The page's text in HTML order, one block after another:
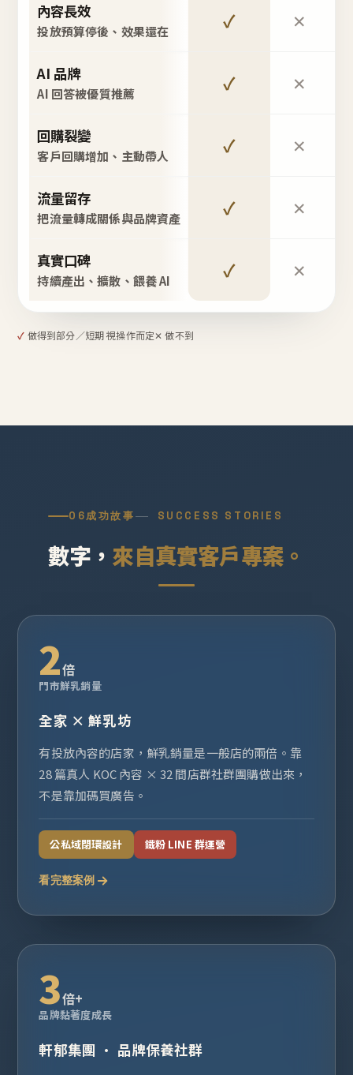
內容長效
投放預算停後、效果還在 ✓ ✕
AI 品牌
AI 回答被優質推薦 ✓ ✕
回購裂變
客戶回購增加、主動帶人 ✓ ✕
流量留存
把流量轉成關係與品牌資產 ✓ ✕
真實口碑
持續產出、擴散、餵養 AI ✓ ✕
✓ 做得到部分／短期 視操作而定✕ 做不到
06成功故事 SUCCESS STORIES
數字， 來自真實客戶專案。
2倍
門市鮮乳銷量
全家 × 鮮乳坊
有投放內容的店家，鮮乳銷量是一般店的兩倍。靠
28 篇真人 KOC 內容 × 32 間店群社群團購做出來，
不是靠加碼買廣告。
公私域閉環設計 鐵粉 LINE 群運營
看完整案例
3倍+
品牌黏著度成長
軒郁集團 · 品牌保養社群